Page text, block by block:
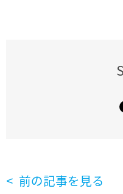
前の記事を見る